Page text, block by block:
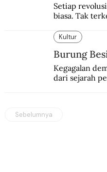
Setiap
biasa. Tak
Kultur
Burung
Kegagalan
dari sejarah
Sebelumnya